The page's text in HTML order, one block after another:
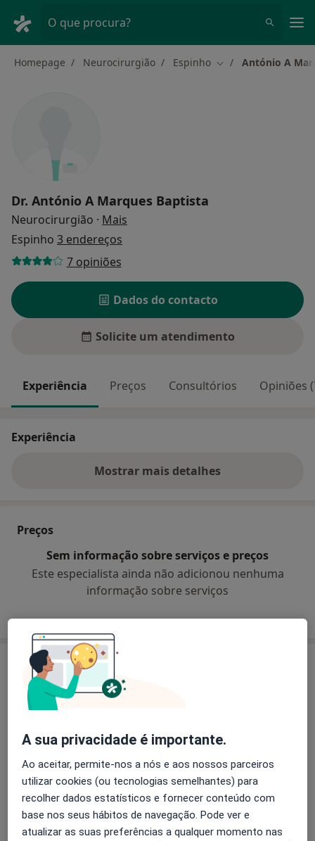
O que procura?
Homepage Neurocirurgião Espinho Mudar de cidade
António A
Dr. António A Marques Baptista
Neurocirurgião · Mais
Espinho 3 endereços
7 opiniões
Dados do contacto
Solicite um atendimento
Experiência Preços Consultórios Opiniões
Experiência
Mostrar mais detalhes
sobre a experiência
Preços
Sem informação sobre serviços e preços
Este especialista ainda não adicionou nenhuma
informação sobre serviços
Consultórios (3)
Morada 1 Morada 2
Consultório privado
Centro Med Fisiatrica Costa Verde R 8 949, Espinho
Ampliar o mapaabre num novo separador
A sua privacidade é importante.
Ao aceitar, permite-nos a nós e aos nossos parceiros
utilizar cookies (ou tecnologias semelhantes) para
recolher dados estatísticos e fornecer conteúdo com
base nos seus hábitos de navegação. Pode ver e
atualizar as suas preferências a qualquer momento nas